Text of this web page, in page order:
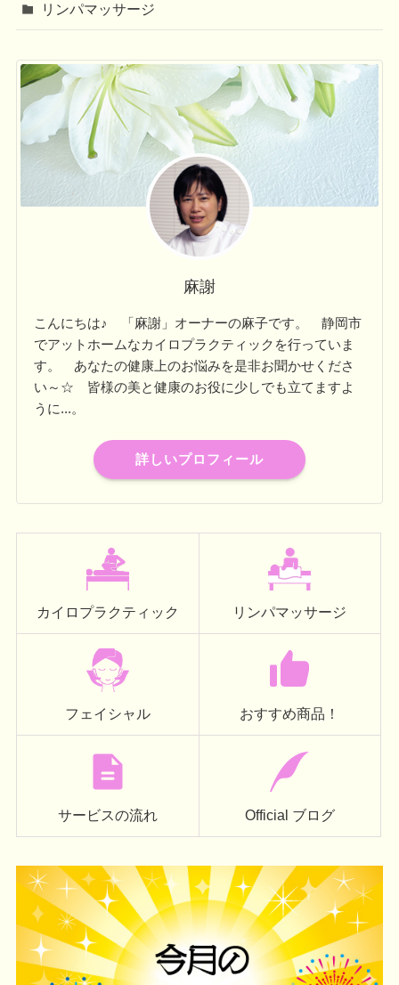
リンパマッサージ
麻謝
こんにちは♪ 「麻謝」オーナーの麻子です。 静岡市
でアットホームなカイロプラクティックを行っていま
す。 あなたの健康上のお悩みを是非お聞かせくださ
い～☆ 皆様の美と健康のお役に少しでも立てますよ
うに...。
詳しいプロフィール
カイロプラクティック リンパマッサージ
フェイシャル おすすめ商品！
サービスの流れ Official ブログ